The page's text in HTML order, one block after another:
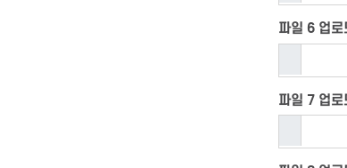
파일 6 업로
파일 7 업로